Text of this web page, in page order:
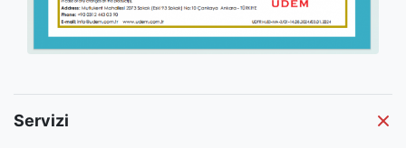
Servizi